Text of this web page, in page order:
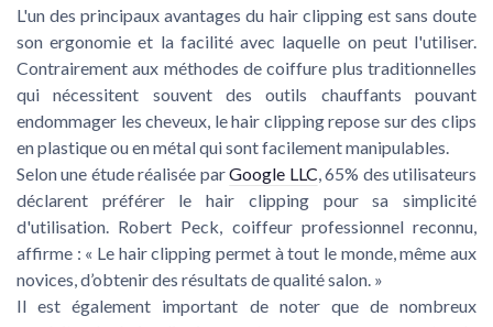
L'un des principaux avantages du hair clipping est sans doute
son ergonomie et la facilité avec laquelle on peut l'utiliser.
Contrairement aux méthodes de coiffure plus traditionnelles
qui nécessitent souvent des outils chauffants pouvant
endommager les cheveux, le hair clipping repose sur des clips
en plastique ou en métal qui sont facilement manipulables.
Selon une étude réalisée parGoogle LLC, 65% des utilisateurs
déclarent préférer le hair clipping pour sa simplicité
d'utilisation. Robert Peck, coiffeur professionnel reconnu,
affirme : « Le hair clipping permet à tout le monde, même aux
novices, d’obtenir des résultats de qualité salon. »
Il est également important de noter que de nombreux